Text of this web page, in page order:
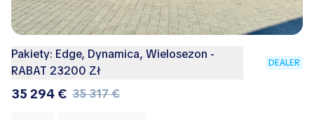
Pakiety: Edge, Dynamica, Wielosezon -
RABAT 23200 Zł
DEALER
35 294 € 35 317 €